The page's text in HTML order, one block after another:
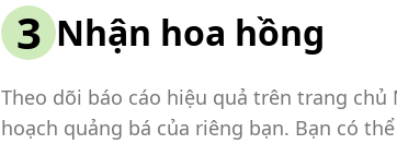
3 Nhận hoa hồng
Theo dõi báo cáo hiệu quả trên trang chủ
hoạch quảng bá của riêng bạn. Bạn có